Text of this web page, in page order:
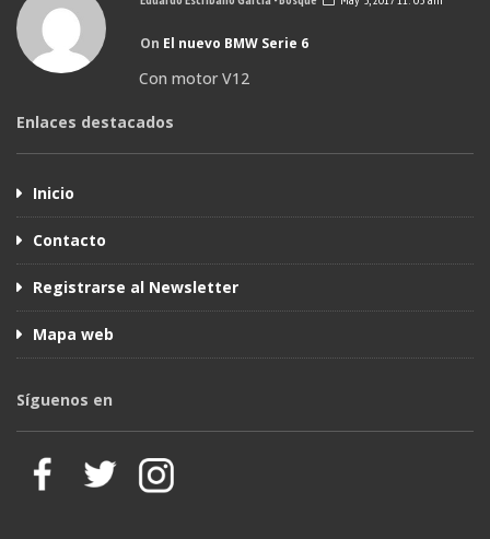
On El nuevo BMW Serie 6
Con motor V12
Enlaces destacados
Inicio
Contacto
Registrarse al Newsletter
Mapa web
Síguenos en